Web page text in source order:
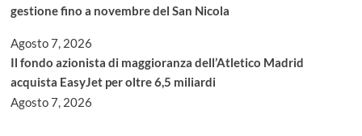
gestione fino a novembre del San Nicola
Agosto 7, 2026
Il fondo azionista di maggioranza dell’Atletico Madrid
acquista EasyJet per oltre 6,5 miliardi
Agosto 7, 2026